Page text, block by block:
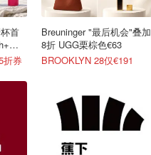
首
，
折券
Breuninger "最后机会"叠加
8折 UGG栗棕色€63
BROOKLYN 28仅€191